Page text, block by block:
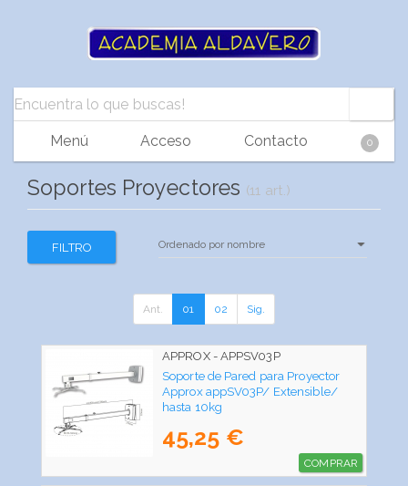
Menú Acceso Contacto 0
Soportes Proyectores (11 art.)
FILTRO
Ant. 01 02 Sig.
APPROX - APPSV03P
Soporte de Pared para Proyector
Approx appSV03P/ Extensible/
hasta 10kg
45,25 €
COMPRAR